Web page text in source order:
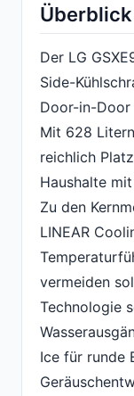
Überblick
Der LG
Side-
Door-in-Door
Mit 628
reichlich
Haushalte
Zu den
LINEAR
vermeiden
Technologie
Ice für runde